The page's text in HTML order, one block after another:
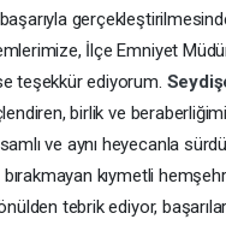
İlçe Emniyet
teşekkür ediyorum.
birlik ve
ve aynı heyecanla
bırakmayan kıymetli
tebrik ediyor,